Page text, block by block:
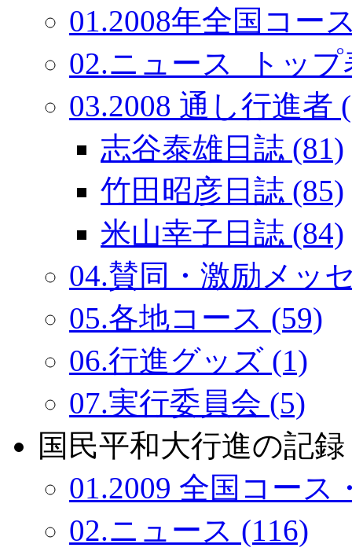
01.2008年全国コー
02.ニュース_トップ
03.2008 通し行進者
志谷泰雄日誌 (81)
竹田昭彦日誌 (85)
米山幸子日誌 (84)
04.賛同・激励メッ
05.各地コース (59)
06.行進グッズ (1)
07.実行委員会 (5)
国民平和大行進の記録
01.2009 全国コース
02.ニュース (116)